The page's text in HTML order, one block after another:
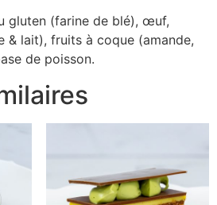
gluten (farine de blé), œuf,
& lait), fruits à coque (amande,
de poisson.